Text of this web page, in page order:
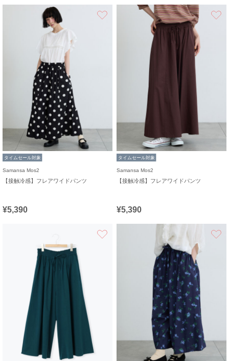
お気に入り
タイムセール対象
Samansa Mos2
【接触冷感】フレアワイドパンツ
¥5,390
タイムセール対象
Samansa Mos2
【接触冷感】フレアワイドパンツ
¥5,390